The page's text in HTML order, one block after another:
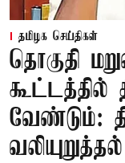
தமிழக செய்திகள்
தொகுதி
கூட்டத்தில்
வேண்டும்:
வலியுறுத்தல்